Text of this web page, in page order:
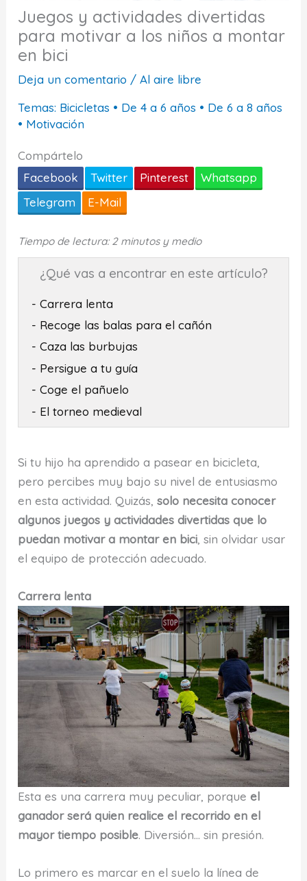
Juegos y actividades divertidas
para motivar a los niños a montar
en bici
Deja un comentario /Al aire libre
Temas: Bicicletas • De 4 a 6 años • De 6 a 8 años
• Motivación
Compártelo
Facebook
Twitter Pinterest
Whatsapp
Telegram
E-Mail
Tiempo de lectura: 2 minutos y medio
¿Qué vas a encontrar en este artículo?
- Carrera lenta
- Recoge las balas para el cañón
- Caza las burbujas
- Persigue a tu guía
- Coge el pañuelo
- El torneo medieval
Si tu hijo ha aprendido a pasear en bicicleta,
pero percibes muy bajo su nivel de entusiasmo
en esta actividad. Quizás,solo necesita conocer
algunos juegos y actividades divertidas que lo
puedan motivar a montar en bici , sin olvidar usar
el equipo de protección adecuado.
Carrera lenta
Esta es una carrera muy peculiar, porqueel
ganador será quien realice el recorrido en el
mayor tiempo posible. Diversión… sin presión.
Lo primero es marcar en el suelo la línea de